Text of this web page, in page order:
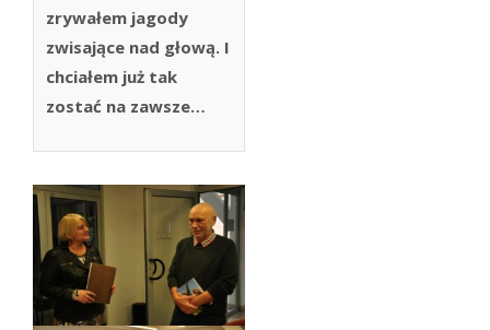
zrywałem jagody
zwisające nad głową. I
chciałem już tak
zostać na zawsze…